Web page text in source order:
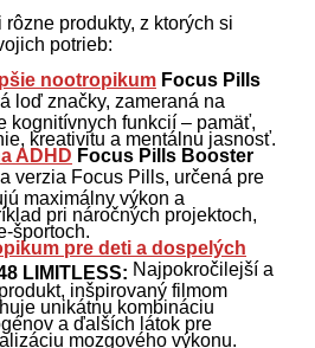
rôzne produkty, z ktorých si
potrieb:
nootropikum Focus Pills
loď značky, zameraná na
kognitívnych funkcií – pamäť,
kreativitu a mentálnu jasnosť.
ADHD Focus Pills Booster
verzia Focus Pills, určená pre
maximálny výkon a
pri náročných projektoch,
športoch.
pre deti a dospelých
LIMITLESS: Najpokročilejší a
inšpirovaný filmom
unikátnu kombináciu
a ďalších látok pre
mozgového výkonu.